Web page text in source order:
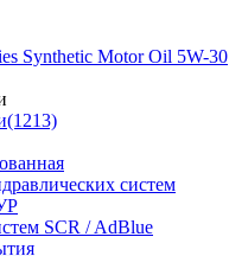
Synthetic Motor Oil 5W-30
(1213)
систем
SCR / AdBlue